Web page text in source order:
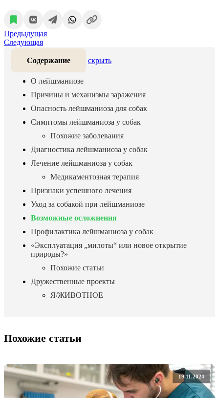
Предыдущая
Следующая
Содержание скрыть
О лейшманиозе
Причины и механизмы заражения
Опасность лейшманиоза для собак
Симптомы лейшманиоза у собак
Похожие заболевания
Диагностика лейшманиоза у собак
Лечение лейшманиоза у собак
Медикаментозная терапия
Признаки успешного лечения
Уход за собакой при лейшманиозе
Возможные осложнения
Профилактика лейшманиоза у собак
«Эксплуатация „милоты“ или новое открытие
природы?»
Похожие статьи
Дружественные проекты
Я/ЖИВОТНОЕ
Похожие статьи
19.11.2024